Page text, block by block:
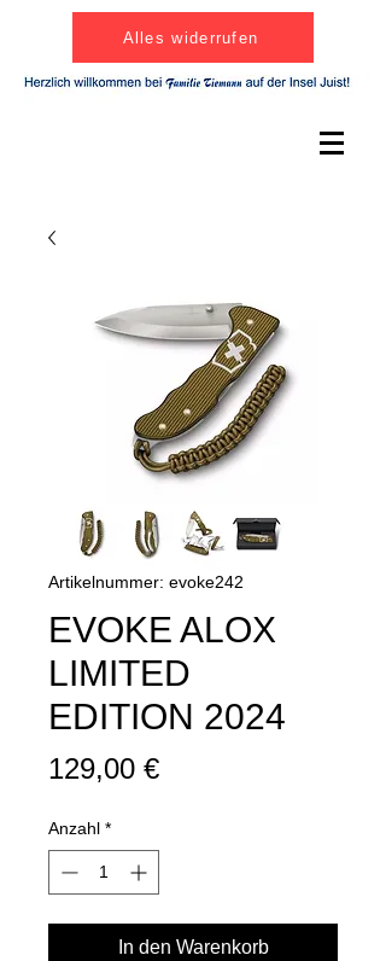
Alles widerrufen
Artikelnummer: evoke242
EVOKE ALOX
LIMITED
EDITION 2024
129,00 €Preis
Anzahl *
In den Warenkorb